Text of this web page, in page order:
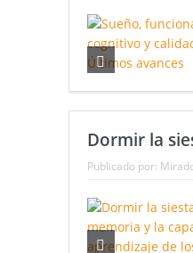
Dormir la
Publicado por: